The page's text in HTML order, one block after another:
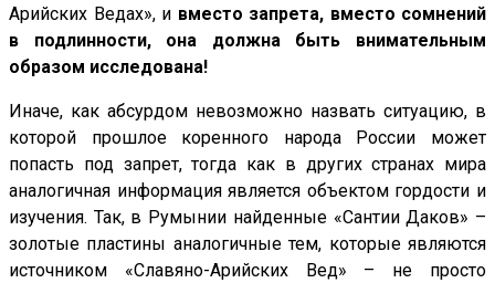
Арийских Ведах», и вместо запрета, вместо сомнений
в подлинности, она должна быть внимательным
образом исследована!
Иначе, как абсурдом невозможно назвать ситуацию, в
которой прошлое коренного народа России может
попасть под запрет, тогда как в других странах мира
аналогичная информация является объектом гордости и
изучения. Так, в Румынии найденные «Сантии Даков» –
золотые пластины аналогичные тем, которые являются
источником «Славяно-Арийских Вед» – не просто